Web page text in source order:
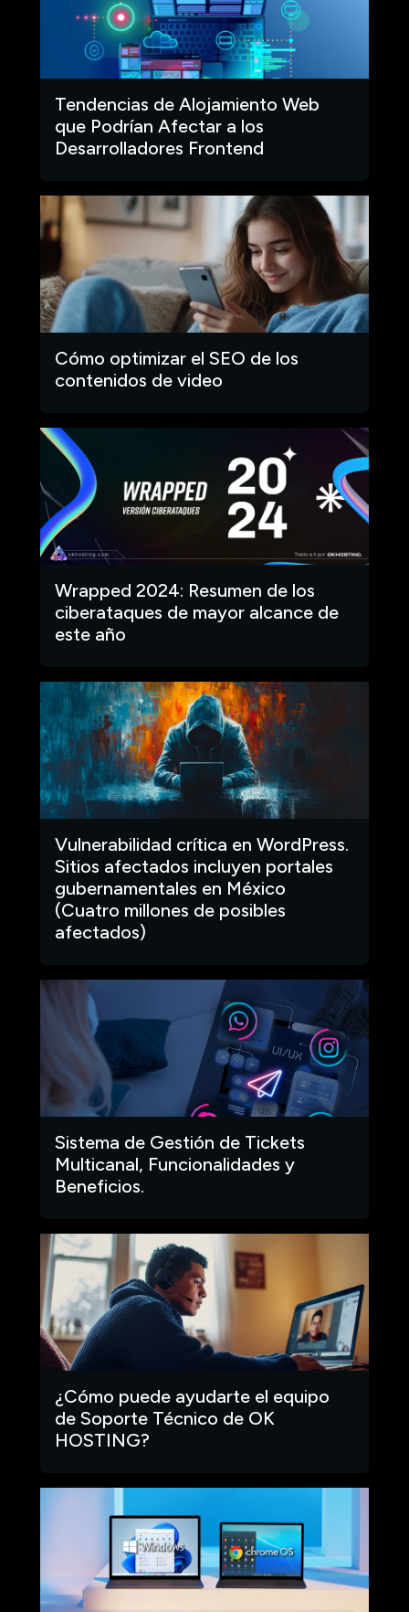
Tendencias de Alojamiento Web
que Podrían Afectar a los
Desarrolladores Frontend
Cómo optimizar el SEO de los
contenidos de video
Wrapped 2024: Resumen de los
ciberataques de mayor alcance de
este año
Vulnerabilidad crítica en WordPress.
Sitios afectados incluyen portales
gubernamentales en México
(Cuatro millones de posibles
afectados)
Sistema de Gestión de Tickets
Multicanal, Funcionalidades y
Beneficios.
¿Cómo puede ayudarte el equipo
de Soporte Técnico de OK
HOSTING?